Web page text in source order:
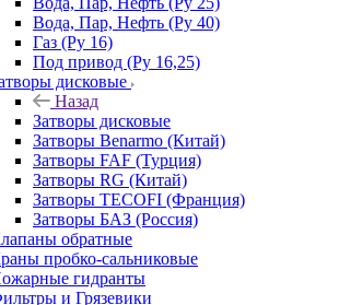
Вода, Пар, Нефть (Ру 40)
Газ (Ру 16)
Под привод (Ру 16,25)
дисковые
Назад
Затворы дисковые
Затворы Benarmo (Китай)
Затворы FAF (Турция)
Затворы RG (Китай)
Затворы TECOFI (Франция)
Затворы БАЗ (Россия)
обратные
пробко-сальниковые
гидранты
и Грязевики